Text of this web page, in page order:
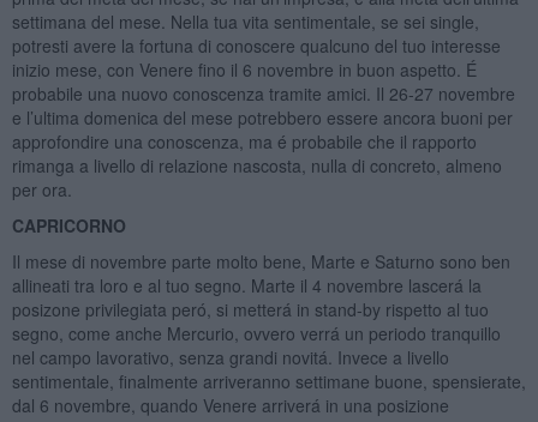
settimana del mese. Nella tua vita sentimentale, se sei single,
potresti avere la fortuna di conoscere qualcuno del tuo interesse
inizio mese, con Venere fino il 6 novembre in buon aspetto. É
probabile una nuovo conoscenza tramite amici. Il 26-27 novembre
e l’ultima domenica del mese potrebbero essere ancora buoni per
approfondire una conoscenza, ma é probabile che il rapporto
rimanga a livello di relazione nascosta, nulla di concreto, almeno
per ora.
CAPRICORNO
Il mese di novembre parte molto bene, Marte e Saturno sono ben
allineati tra loro e al tuo segno. Marte il 4 novembre lascerá la
posizone privilegiata peró, si metterá in stand-by rispetto al tuo
segno, come anche Mercurio, ovvero verrá un periodo tranquillo
nel campo lavorativo, senza grandi novitá. Invece a livello
sentimentale, finalmente arriveranno settimane buone, spensierate,
dal 6 novembre, quando Venere arriverá in una posizione